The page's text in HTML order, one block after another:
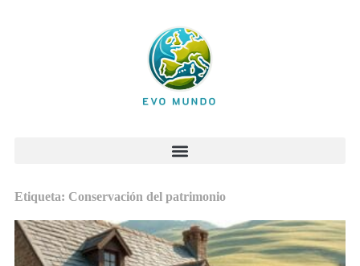
Etiqueta: Conservación del patrimonio